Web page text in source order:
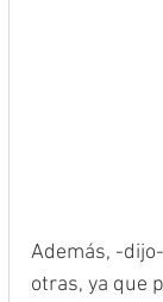
Además, -
otras, ya que